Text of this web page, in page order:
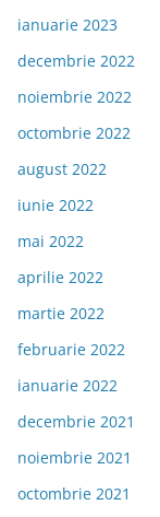
ianuarie 2023
decembrie 2022
noiembrie 2022
octombrie 2022
august 2022
iunie 2022
mai 2022
aprilie 2022
martie 2022
februarie 2022
ianuarie 2022
decembrie 2021
noiembrie 2021
octombrie 2021